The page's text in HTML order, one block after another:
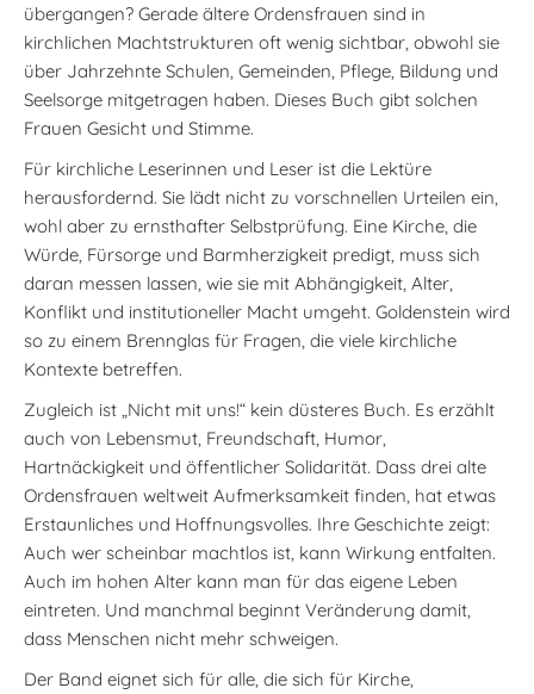
übergangen? Gerade ältere Ordensfrauen sind in
kirchlichen Machtstrukturen oft wenig sichtbar, obwohl sie
über Jahrzehnte Schulen, Gemeinden, Pflege, Bildung und
Seelsorge mitgetragen haben. Dieses Buch gibt solchen
Frauen Gesicht und Stimme.
Für kirchliche Leserinnen und Leser ist die Lektüre
herausfordernd. Sie lädt nicht zu vorschnellen Urteilen ein,
wohl aber zu ernsthafter Selbstprüfung. Eine Kirche, die
Würde, Fürsorge und Barmherzigkeit predigt, muss sich
daran messen lassen, wie sie mit Abhängigkeit, Alter,
Konflikt und institutioneller Macht umgeht. Goldenstein wird
so zu einem Brennglas für Fragen, die viele kirchliche
Kontexte betreffen.
Zugleich ist „Nicht mit uns!“ kein düsteres Buch. Es erzählt
auch von Lebensmut, Freundschaft, Humor,
Hartnäckigkeit und öffentlicher Solidarität. Dass drei alte
Ordensfrauen weltweit Aufmerksamkeit finden, hat etwas
Erstaunliches und Hoffnungsvolles. Ihre Geschichte zeigt:
Auch wer scheinbar machtlos ist, kann Wirkung entfalten.
Auch im hohen Alter kann man für das eigene Leben
eintreten. Und manchmal beginnt Veränderung damit,
dass Menschen nicht mehr schweigen.
Der Band eignet sich für alle, die sich für Kirche,